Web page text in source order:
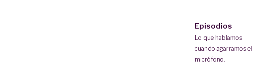
Episodios
Lo que hablamos
cuando agarramos el
micrófono.